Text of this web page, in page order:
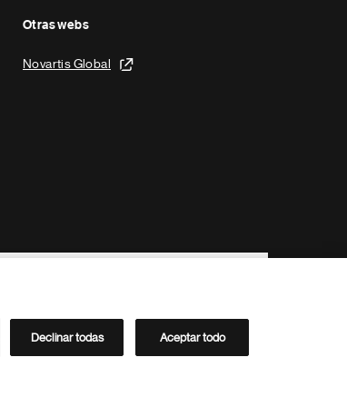
Otras webs
Novartis Global
Directorio de Novartis
Declinar todas Aceptar todo